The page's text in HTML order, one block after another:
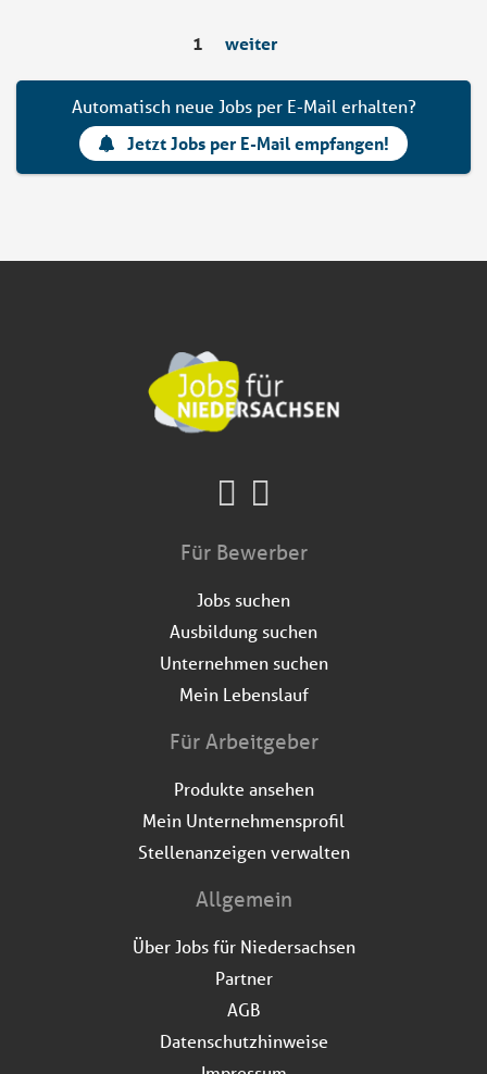
1 weiter
Automatisch neue Jobs per E-Mail erhalten?
Jetzt Jobs per E-Mail empfangen!
Für Bewerber
Jobs suchen
Ausbildung suchen
Unternehmen suchen
Mein Lebenslauf
Für Arbeitgeber
Produkte ansehen
Mein Unternehmensprofil
Stellenanzeigen verwalten
Allgemein
Über Jobs für Niedersachsen
Partner
AGB
Datenschutzhinweise